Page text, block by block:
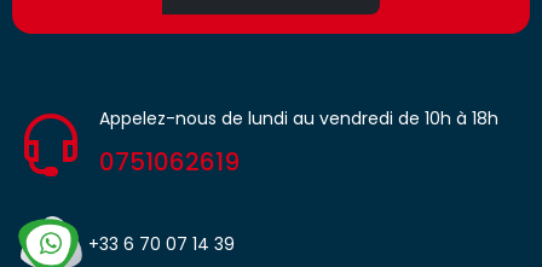
Appelez-nous de lundi au vendredi de 10h à 18h
0751062619
+33 6 70 07 14 39